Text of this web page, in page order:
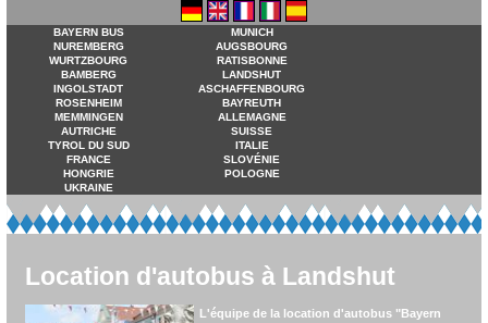
Location d'autobus à Landshut
L'équipe de la location d'autobus "Bayern
BAYERN BUS
MUNICH
NUREMBERG
AUGSBOURG
WURTZBOURG
RATISBONNE
BAMBERG
LANDSHUT
INGOLSTADT
ASCHAFFENBOURG
ROSENHEIM
BAYREUTH
MEMMINGEN
ALLEMAGNE
AUTRICHE
SUISSE
TYROL DU SUD
ITALIE
FRANCE
SLOVÉNIE
HONGRIE
POLOGNE
UKRAINE